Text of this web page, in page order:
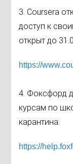
3. Coursera
доступ к
открыт до
https://
4. Фоксфорд
курсам по
карантина:
https://